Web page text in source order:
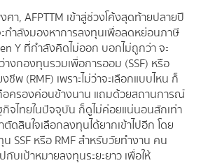
า, AFPTTM เข้าสู่ช่วงโค้งสุดท้ายปลายปี
ะกำลังมองหาการลงทุนเพื่อลดหย่อนภาษี
Y ที่กำลังคิดไม่ออก บอกไม่ถูกว่า จะ
างกองทุนรวมเพื่อการออม (SSF) หรือ
พ (RMF) เพราะไม่ว่าจะเลือกแบบไหน ก็
ถือครองค่อนข้างนาน แถมด้วยสถานการณ์
กิจไทยในปัจจุบัน ก็ดูไม่ค่อยแน่นอนสักเท่า
ตัดสินใจเลือกลงทุนได้ยากเข้าไปอีก โดย
SSF หรือ RMF สำหรับวัยทำงาน คน
บเป้าหมายลงทุนระยะยาว เพื่อให้